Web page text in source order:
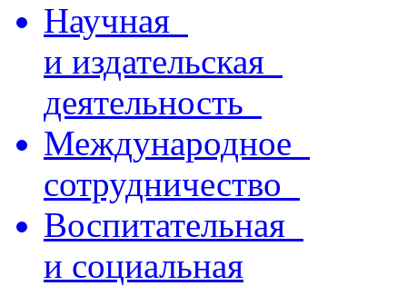
Научная
и издательская
деятельность
Международное
сотрудничество
Воспитательная
и социальная